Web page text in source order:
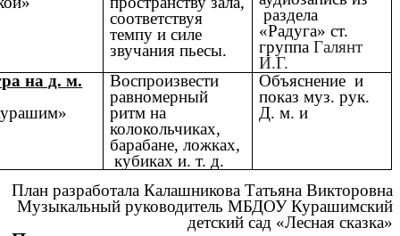
соответствуя
темпу и силе
звучания пьесы.
раздела
«Радуга» ст.
группаГалянт
И.Г.
на д. м.
Воспроизвести
равномерный
ритм на
колокольчиках,
барабане, ложках,
кубиках и. т. д.
Объяснение и
показ муз. рук.
Д. м. и
План разработала Калашникова Татьяна Викторовна
Музыкальный руководитель МБДОУ Курашимский
детский сад «Лесная сказка»